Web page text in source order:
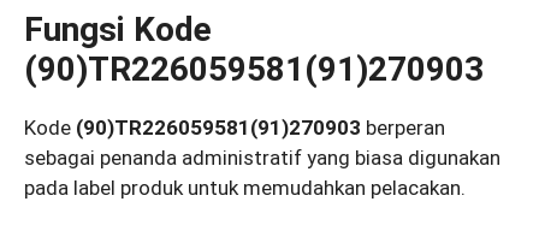
Fungsi Kode
(90)TR226059581(91)270903
Kode (90)TR226059581(91)270903 berperan
sebagai penanda administratif yang biasa digunakan
pada label produk untuk memudahkan pelacakan.